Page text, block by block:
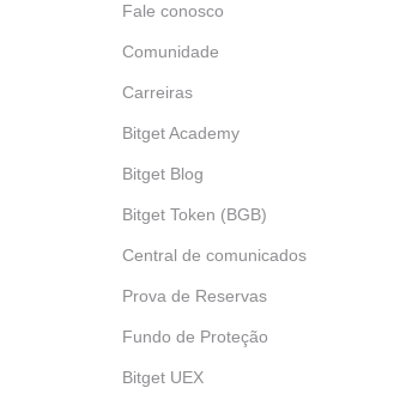
Fale conosco
Comunidade
Carreiras
Bitget Academy
Bitget Blog
Bitget Token (BGB)
Central de comunicados
Prova de Reservas
Fundo de Proteção
Bitget UEX